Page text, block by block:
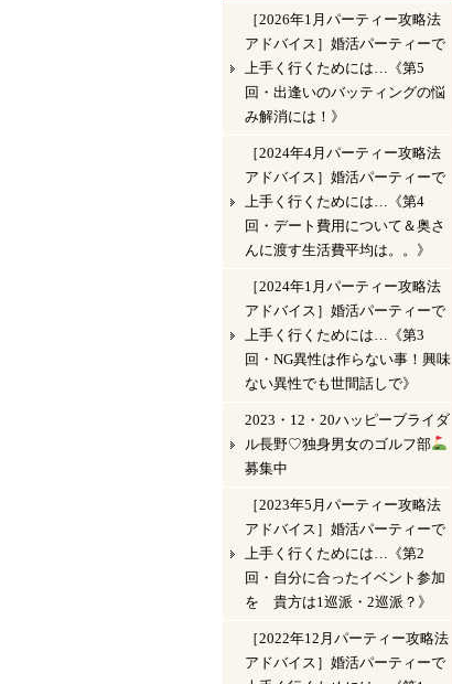
［2026年1月パーティー攻略法
アドバイス］婚活パーティーで
上手く行くためには…《第5
回・出逢いのバッティングの悩
み解消には！》
［2024年4月パーティー攻略法
アドバイス］婚活パーティーで
上手く行くためには…《第4
回・デート費用について＆奥さ
んに渡す生活費平均は。。》
［2024年1月パーティー攻略法
アドバイス］婚活パーティーで
上手く行くためには…《第3
回・NG異性は作らない事！興味
ない異性でも世間話しで》
2023・12・20ハッピーブライダ
ル長野♡独身男女のゴルフ部
募集中
［2023年5月パーティー攻略法
アドバイス］婚活パーティーで
上手く行くためには…《第2
回・自分に合ったイベント参加
を 貴方は1巡派・2巡派？》
［2022年12月パーティー攻略法
アドバイス］婚活パーティーで